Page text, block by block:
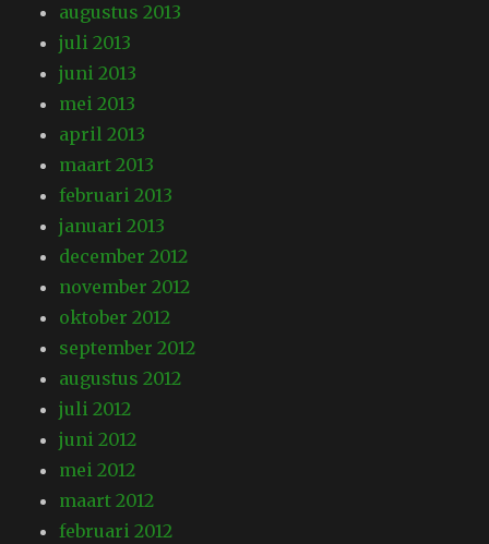
augustus 2013
juli 2013
juni 2013
mei 2013
april 2013
maart 2013
februari 2013
januari 2013
december 2012
november 2012
oktober 2012
september 2012
augustus 2012
juli 2012
juni 2012
mei 2012
maart 2012
februari 2012